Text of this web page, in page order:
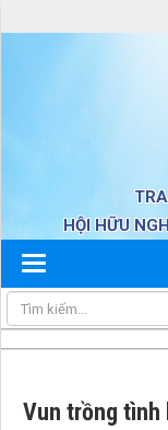
HỘI HỮU
Vun trồng tình